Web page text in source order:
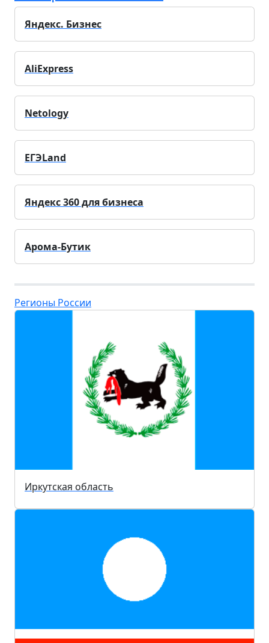
Яндекс. Бизнес
AliExpress
Netology
ЕГЭLand
Яндекс 360 для бизнеса
Арома-Бутик
Регионы России
Иркутская область